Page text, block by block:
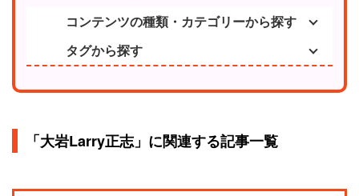
コンテンツの種類・カテゴリーから探す
タグから探す
「大岩Larry正志」に関連する記事一覧